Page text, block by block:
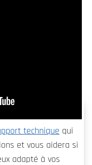
technique qui
et vous aidera si
adapté à vos